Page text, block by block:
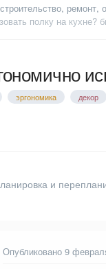
ремонт,
полку на кухне?
эргономика декор
и
Опубликовано 9